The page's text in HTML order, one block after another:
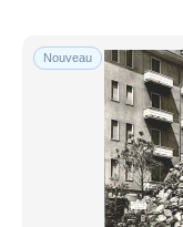
Nouveau